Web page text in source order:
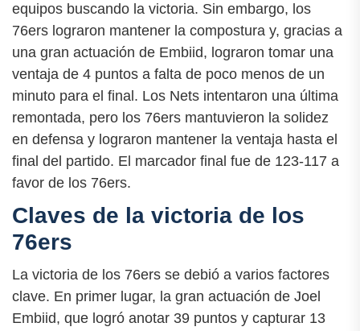
equipos buscando la victoria. Sin embargo, los
76ers lograron mantener la compostura y, gracias a
una gran actuación de Embiid, lograron tomar una
ventaja de 4 puntos a falta de poco menos de un
minuto para el final. Los Nets intentaron una última
remontada, pero los 76ers mantuvieron la solidez
en defensa y lograron mantener la ventaja hasta el
final del partido. El marcador final fue de 123-117 a
favor de los 76ers.
Claves de la victoria de los
76ers
La victoria de los 76ers se debió a varios factores
clave. En primer lugar, la gran actuación de Joel
Embiid, que logró anotar 39 puntos y capturar 13